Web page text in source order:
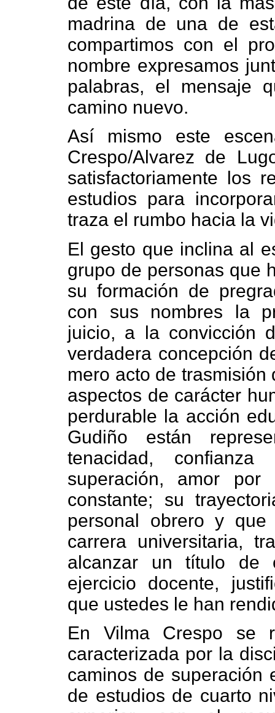
madrina de una de
compartimos con el
nombre expresamos
palabras, el mensaje
camino nuevo.
Así mismo este
Crespo/Alvarez de
satisfactoriamente los
estudios para
traza el rumbo hacia la
El gesto que inclina al
grupo de personas que
su formación de
con sus nombres la
juicio, a la convicción
verdadera concepción
mero acto de
aspectos de carácter
perdurable la acción
Gudiño están
tenacidad,
superación, amor
constante; su
personal obrero y
carrera universitaria,
alcanzar un título de
ejercicio docente,
que ustedes le han
En Vilma Crespo se
caracterizada por la
caminos de superación
de estudios de cuarto